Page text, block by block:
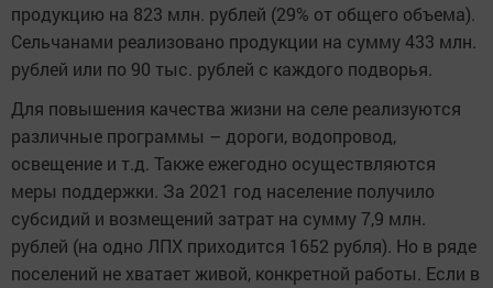
продукцию на 823 млн. рублей (29% от общего объема).
Сельчанами реализовано продукции на сумму 433 млн.
рублей или по 90 тыс. рублей с каждого подворья.
Для повышения качества жизни на селе реализуются
различные программы – дороги, водопровод,
освещение и т.д. Также ежегодно осуществляются
меры поддержки. За 2021 год население получило
субсидий и возмещений затрат на сумму 7,9 млн.
рублей (на одно ЛПХ приходится 1652 рубля). Но в ряде
поселений не хватает живой, конкретной работы. Если в